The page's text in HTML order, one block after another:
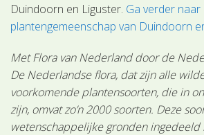
Duindoorn en Liguster. Ga verder
plantengemeenschap van Duindoorn
Met Flora van Nederland door de
De Nederlandse flora, dat zijn alle
voorkomende plantensoorten, die in
zijn, omvat zo’n 2000 soorten. Deze
wetenschappelijke gronden ingedeeld